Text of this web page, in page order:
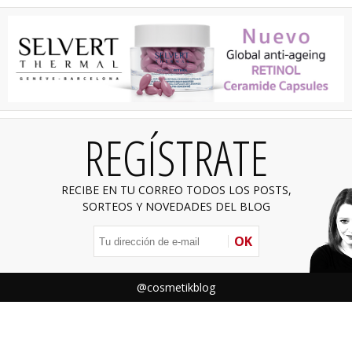
REGÍSTRATE
RECIBE EN TU CORREO TODOS LOS POSTS,
SORTEOS Y NOVEDADES DEL BLOG
OK
@cosmetikblog